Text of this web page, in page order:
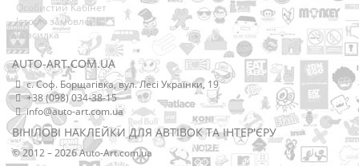
Особистий Кабінет
Історія замовлень
Розсилка
AUTO-ART.COM.UA
с. Соф. Борщагівка, вул. Лесі Українки, 19
+38 (098) 034-38-15
info@auto-art.com.ua
ВІНІЛОВІ НАКЛЕЙКИ ДЛЯ АВТІВОК ТА ІНТЕР'ЄРУ
© 2012 – 2026 Auto-Art.com.ua